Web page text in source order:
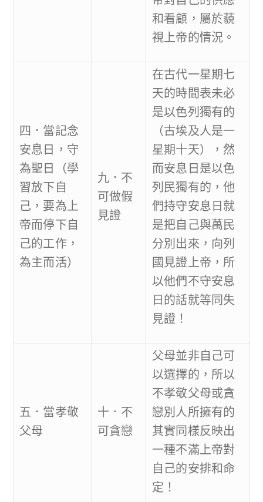
和看顧，屬於藐
視上帝的情況。
四．當記念
安息日，守
為聖日（學
習放下自
己，要為上
帝而停下自
己的工作，
為主而活）
九．不
可做假
見證
在古代一星期七
天的時間表未必
是以色列獨有的
（古埃及人是一
星期十天），然
而安息日是以色
列民獨有的，他
們持守安息日就
是把自己與萬民
分別出來，向列
國見證上帝，所
以他們不守安息
日的話就等同失
見證！
五．當孝敬
父母
十．不
可貪戀
父母並非自己可
以選擇的，所以
不孝敬父母或貪
戀別人所擁有的
其實同樣反映出
一種不滿上帝對
自己的安排和命
定！